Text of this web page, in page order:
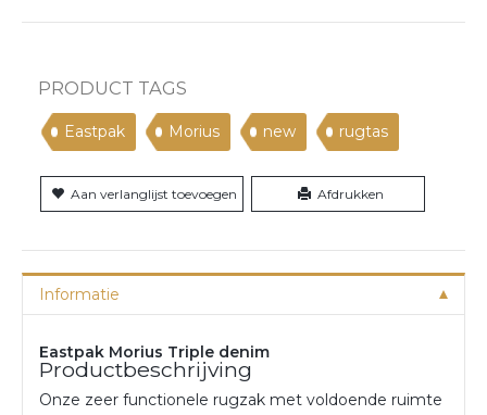
PRODUCT TAGS
Eastpak Morius new rugtas
Aan verlanglijst toevoegen Afdrukken
Informatie
Eastpak Morius Triple denim
Productbeschrijving
Onze zeer functionele rugzak met voldoende ruimte